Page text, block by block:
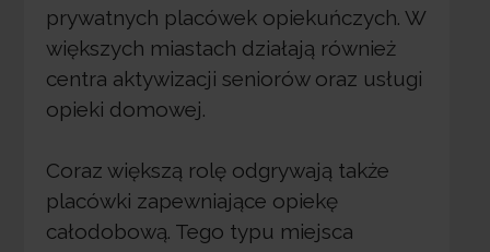
prywatnych placówek opiekuńczych. W
większych miastach działają również
centra aktywizacji seniorów oraz usługi
opieki domowej.
Coraz większą rolę odgrywają także
placówki zapewniające opiekę
całodobową. Tego typu miejsca